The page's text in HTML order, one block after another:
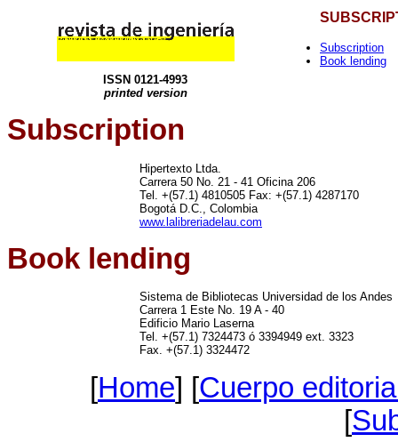
ISSN 0121-4993
printed version
Subscription
Book lending
Subscription
Hipertexto Ltda.
Carrera 50 No. 21 - 41 Oficina 206
Tel. +(57.1) 4810505 Fax: +(57.1) 4287170
Bogotá D.C., Colombia
www.lalibreriadelau.com
Book lending
Sistema de Bibliotecas Universidad de los Andes
Carrera 1 Este No. 19 A - 40
Edificio Mario Laserna
Tel. +(57.1) 7324473 ó 3394949 ext. 3323
Fax. +(57.1) 3324472
[Home] [Cuerpo
[